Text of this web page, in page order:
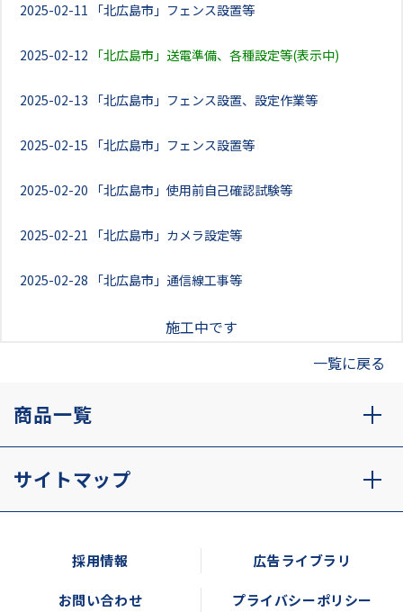
2025-02-11 「北広島市」フェンス設置等
2025-02-12 「北広島市」送電準備、各種設定等(表示中)
2025-02-13 「北広島市」フェンス設置、設定作業等
2025-02-15 「北広島市」フェンス設置等
2025-02-20 「北広島市」使用前自己確認試験等
2025-02-21 「北広島市」カメラ設定等
2025-02-28 「北広島市」通信線工事等
施工中です
一覧に戻る
商品一覧
サイトマップ
採用情報 広告ライブラリ
お問い合わせ プライバシーポリシー